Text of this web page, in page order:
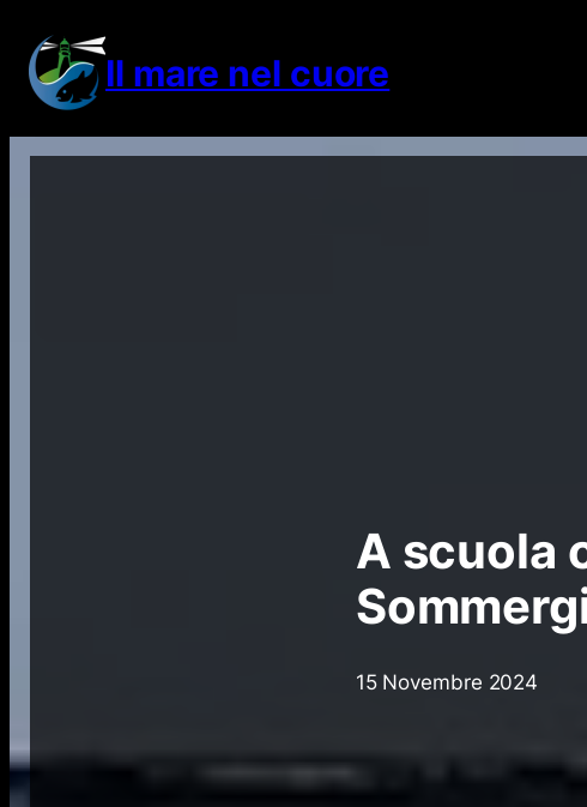
contenuto Il mare nel cuore
A scuola
15 Novembre 2024